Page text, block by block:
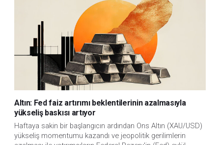
Altın: Fed faiz artırımı beklentilerinin azalmasıyla
yükseliş baskısı artıyor
Haftaya sakin bir başlangıcın ardından Ons Altın (XAU/USD)
yükseliş momentumu kazandı ve jeopolitik gerilimlerin